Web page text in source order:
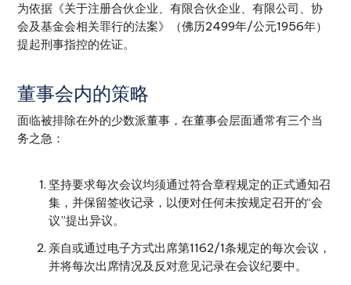
为依据《关于注册合伙企业、有限合伙企业、有限公司、协
会及基金会相关罪行的法案》（佛历2499年/公元1956年）
提起刑事指控的佐证。
董事会内的策略
面临被排除在外的少数派董事，在董事会层面通常有三个当
务之急：
坚持要求每次会议均须通过符合章程规定的正式通知召
集，并保留签收记录，以便对任何未按规定召开的“会
议”提出异议。
亲自或通过电子方式出席第1162/1条规定的每次会议，
并将每次出席情况及反对意见记录在会议纪要中。